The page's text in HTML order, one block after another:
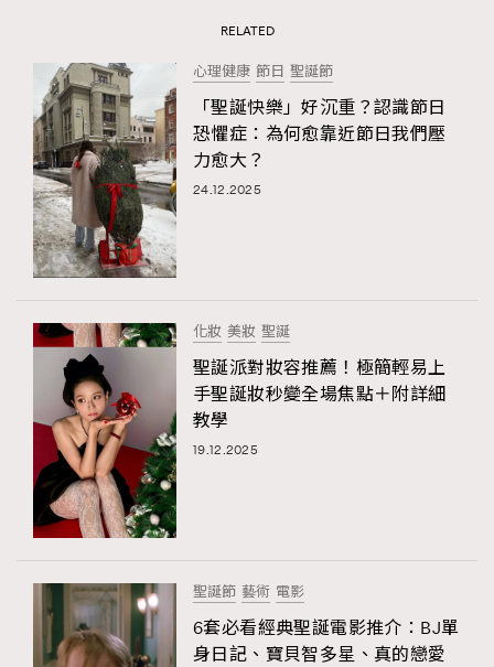
RELATED
心理健康 節日 聖誕節
「聖誕快樂」好沉重？認識節日
恐懼症：為何愈靠近節日我們壓
力愈大？
24.12.2025
化妝 美妝 聖誕
聖誕派對妝容推薦！極簡輕易上
手聖誕妝秒變全場焦點＋附詳細
教學
19.12.2025
聖誕節 藝術 電影
6套必看經典聖誕電影推介：BJ單
身日記、寶貝智多星、真的戀愛